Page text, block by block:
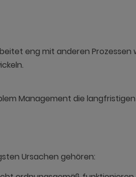
eng mit anderen Prozessen
Management die
Ursachen gehören: